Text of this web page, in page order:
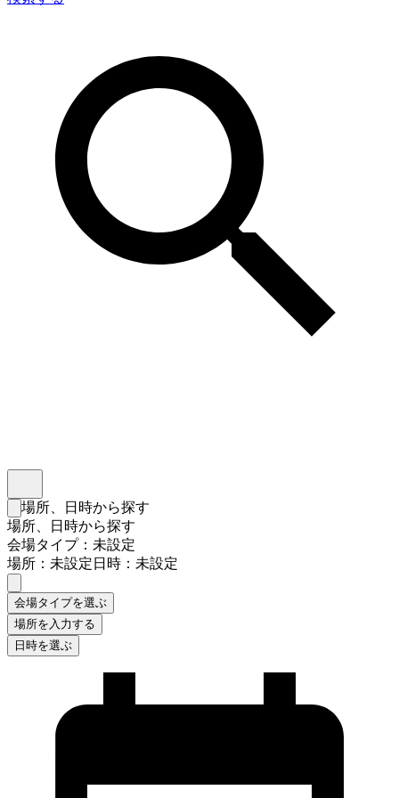
検索フォームを閉じる
場所、日時から探す
場所、日時から探す
会場タイプ：未設定
場所：未設定日時：未設定
会場タイプを選ぶ
場所を入力する
日時を選ぶ